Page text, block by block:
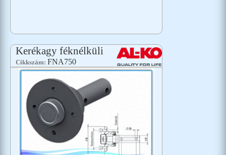
Kerékagy féknélküli
Cikkszám: FNA750